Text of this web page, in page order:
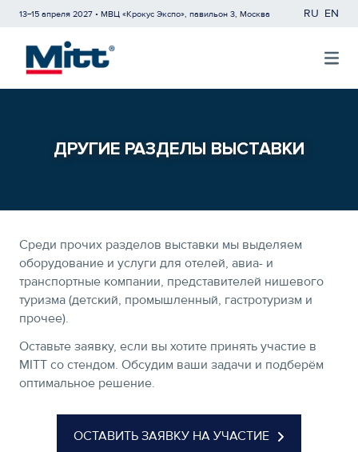
13−15 апреля 2027 • МВЦ «Крокус Экспо», павильон 3, Москва RU EN
ДРУГИЕ РАЗДЕЛЫ ВЫСТАВКИ
Среди прочих разделов выставки мы выделяем
оборудование и услуги для отелей, авиа- и
транспортные компании, представителей нишевого
туризма (детский, промышленный, гастротуризм и
прочее).
Оставьте заявку, если вы хотите принять участие в
MITT со стендом. Обсудим ваши задачи и подберём
оптимальное решение.
ОСТАВИТЬ ЗАЯВКУ НА УЧАСТИЕ